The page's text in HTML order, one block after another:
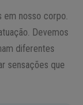
nosso corpo.
Devemos
diferentes
sensações que